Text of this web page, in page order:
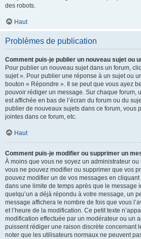
des robots.
Haut
Problèmes de publication
Comment puis-je publier un nouveau sujet ou
Pour publier un nouveau sujet dans un forum,
sujet ». Pour publier une réponse à un sujet ou
bouton « Répondre ». Il se peut que vous ayez
pouvoir rédiger un message. Sur chaque forum,
est affichée en bas de l’écran du forum ou du
publier de nouveaux sujets dans ce forum, vous
jointes dans ce forum, etc.
Haut
Comment puis-je modifier ou supprimer un
À moins que vous ne soyez un administrateur
vous ne pouvez modifier ou supprimer que vos
pouvez modifier un de vos messages en
dans une limite de temps après que le message
quelqu’un a déjà répondu à votre message, un
message affichera le nombre de fois que vous
et l’heure de la modification. Ce petit texte
modification effectuée par un modérateur ou un
puissent rédiger une raison discrète concernant
noter que les utilisateurs normaux ne peuvent